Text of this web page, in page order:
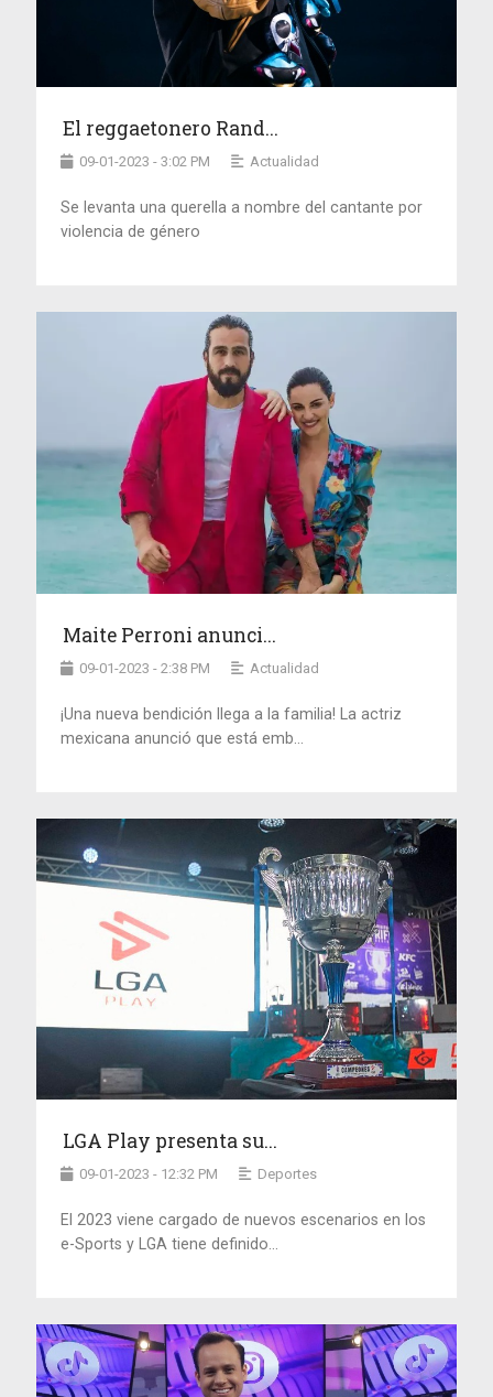
El reggaetonero Rand...
09-01-2023 - 3:02 PM Actualidad
Se levanta una querella a nombre del cantante por
violencia de género
Maite Perroni anunci...
09-01-2023 - 2:38 PM Actualidad
¡Una nueva bendición llega a la familia! La actriz
mexicana anunció que está emb...
LGA Play presenta su...
09-01-2023 - 12:32 PM Deportes
El 2023 viene cargado de nuevos escenarios en los
e-Sports y LGA tiene definido...